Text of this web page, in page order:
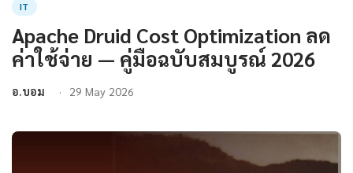
IT
Apache Druid Cost Optimization ลด
ค่าใช้จ่าย — คู่มือฉบับสมบูรณ์ 2026
อ.บอม 29 May 2026